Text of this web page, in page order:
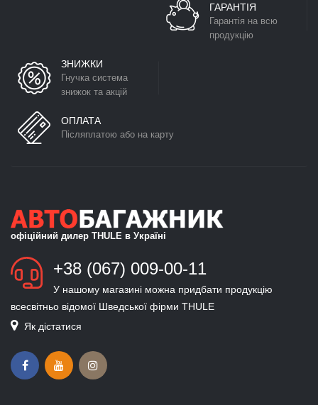
ГАРАНТІЯ
Гарантія на всю
продукцію
ЗНИЖКИ
Гнучка система
знижок та акцій
ОПЛАТА
Післяплатою або на карту
офіційний дилер THULE в Україні
+38 (067) 009-00-11
У нашому магазині можна придбати продукцію
всесвітньо відомої Шведської фірми THULE
Як дістатися